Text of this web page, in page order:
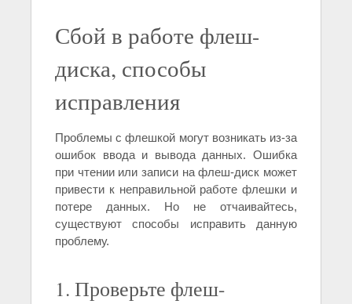
Сбой в работе флеш-
диска, способы
исправления
Проблемы с флешкой могут возникать из-за
ошибок ввода и вывода данных. Ошибка
при чтении или записи на флеш-диск может
привести к неправильной работе флешки и
потере данных. Но не отчаивайтесь,
существуют способы исправить данную
проблему.
1. Проверьте флеш-